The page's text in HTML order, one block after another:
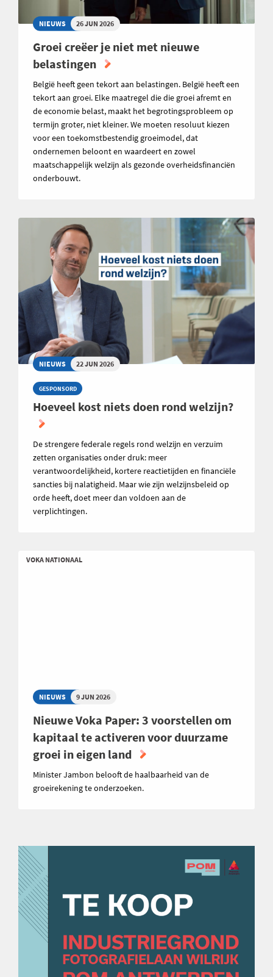
NIEUWS 26 JUN 2026
Groei creëer je niet met nieuwe
belastingen
België heeft geen tekort aan belastingen. België heeft een
tekort aan groei. Elke maatregel die die groei afremt en
de economie belast, maakt het begrotingsprobleem op
termijn groter, niet kleiner. We moeten resoluut kiezen
voor een toekomstbestendig groeimodel, dat
ondernemen beloont en waardeert en zowel
maatschappelijk welzijn als gezonde overheidsfinanciën
onderbouwt.
NIEUWS 22 JUN 2026
GESPONSORD
Hoeveel kost niets doen rond welzijn?
De strengere federale regels rond welzijn en verzuim
zetten organisaties onder druk: meer
verantwoordelijkheid, kortere reactietijden en financiële
sancties bij nalatigheid. Maar wie zijn welzijnsbeleid op
orde heeft, doet meer dan voldoen aan de
verplichtingen.
VOKA NATIONAAL
NIEUWS 9 JUN 2026
Nieuwe Voka Paper: 3 voorstellen om
kapitaal te activeren voor duurzame
groei in eigen land
Minister Jambon belooft de haalbaarheid van de
groeirekening te onderzoeken.